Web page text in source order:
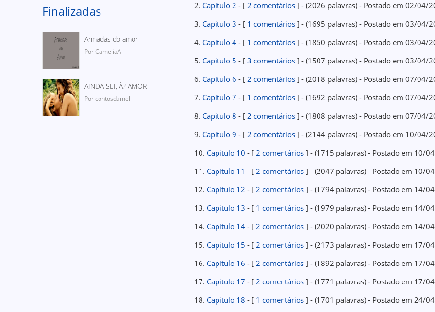
Finalizadas
Armadas do amor
Por CameliaA
AINDA SEI, Ã? AMOR
Por contosdamel
2. Capitulo 2 - [2 comentários ] - (2026 palavras) - Postado em 02/04/
3. Capitulo 3 - [ 1 comentários ] - (1695 palavras) - Postado em 03/04/
4. Capitulo 4 - [ 1 comentários ] - (1850 palavras) - Postado em 03/04/
5. Capitulo 5 - [3 comentários ] - (1507 palavras) - Postado em 03/04/
6. Capitulo 6 - [2 comentários ] - (2018 palavras) - Postado em 07/04/
7. Capitulo 7 - [ 1 comentários ] - (1692 palavras) - Postado em 07/04/
8. Capitulo 8 - [2 comentários ] - (1808 palavras) - Postado em 07/04/
9. Capitulo 9 - [2 comentários ] - (2144 palavras) - Postado em 10/04/
10. Capitulo 10 - [2 comentários ] - (1715 palavras) - Postado em 10/
11. Capitulo 11 - [2 comentários ] - (2047 palavras) - Postado em 10/
12. Capitulo 12 - [2 comentários ] - (1794 palavras) - Postado em 14/
13. Capitulo 13 - [ 1 comentários ] - (1979 palavras) - Postado em 14/
14. Capitulo 14 - [2 comentários ] - (2020 palavras) - Postado em 14/
15. Capitulo 15 - [2 comentários ] - (2173 palavras) - Postado em 17/
16. Capitulo 16 - [2 comentários ] - (1892 palavras) - Postado em 17/
17. Capitulo 17 - [2 comentários ] - (1771 palavras) - Postado em 17/
18. Capitulo 18 - [ 1 comentários ] - (1701 palavras) - Postado em 24/